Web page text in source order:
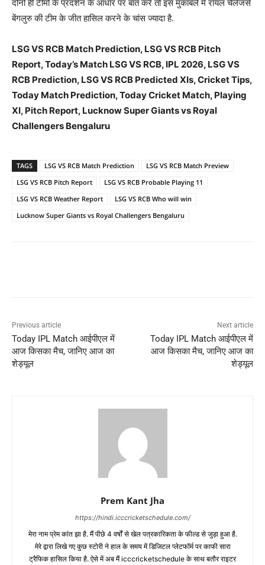
दोनों ही टीमों के प्रदर्शन के आधार पर बात करें तो इस मुकाबले में रॉयल चैलेंजर्स
बेंगलुरु की टीम के जीत हासिल करने के चांस ज्यादा है.
LSG VS RCB Match Prediction, LSG VS RCB Pitch
Report, Today’s Match LSG VS RCB, IPL 2026, LSG VS
RCB Prediction, LSG VS RCB Predicted XIs, Cricket Tips,
Today Match Prediction, Today Cricket Match, Playing
XI, Pitch Report, Lucknow Super Giants vs Royal
Challengers Bengaluru
TAGS LSG VS RCB Match Prediction
LSG VS RCB Match Preview
LSG VS RCB Pitch Report
LSG VS RCB Probable Playing 11
LSG VS RCB Weather Report
LSG VS RCB Who will win
Lucknow Super Giants vs Royal Challengers Bengaluru
Previous article
Today IPL Match आईपीएल में
आज किसका मैच, जानिए आज का
शेड्यूल
Next article
Today IPL Match आईपीएल में
आज किसका मैच, जानिए आज का
शेड्यूल
Prem Kant Jha
https://hindi.icccricketschedule.com/
मेरा नाम प्रेम कांत झा है. मैं पीछे 4 वर्षों से खेल पत्रकारिकता के फील्ड से जुड़ा हुआ है.
मेरे द्वारा लिखे गए कुछ स्टोरी ने हाल के समय में डिजिटल प्लेटफॉर्म पर काफी सारा
ट्रैफिक हासिल किया है. ऐसे में अब मैं icccricketschedule के साथ बतौर राइटर